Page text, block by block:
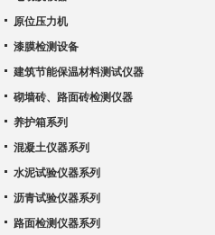
原位压力机
漆膜检测设备
建筑节能保温材料测试仪器
砌墙砖、路面砖检测仪器
养护箱系列
混凝土仪器系列
水泥试验仪器系列
沥青试验仪器系列
路面检测仪器系列